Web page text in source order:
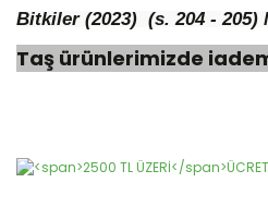
Bitkiler (2023) (s. 204 - 205)
Taş ürünlerimizde
Bu ürüne ilk
konularda yetersiz gördüğünüz
kullanarak tarafımıza iletebilirsiniz.